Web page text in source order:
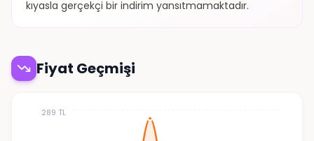
kıyasla gerçekçi bir indirim yansıtmamaktadır.
Fiyat Geçmişi
289 TL